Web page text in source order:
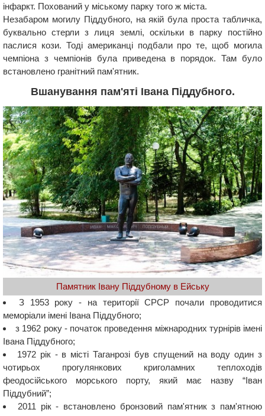
інфаркт. Похований у міському парку того ж міста.
Незабаром могилу Піддубного, на якій була проста табличка,
буквально стерли з лиця землі, оскільки в парку постійно
паслися кози. Тоді американці подбали про те, щоб могила
чемпіона з чемпіонів була приведена в порядок. Там було
встановлено гранітний пам'ятник.
Вшанування пам'яті Івана Піддубного.
Памятник Івану Піддубному в Ейську
З 1953 року - на території СРСР почали проводитися
меморіали імені Івана Піддубного;
з 1962 року - початок проведення міжнародних турнірів імені
Івана Піддубного;
1972 рік - в місті Таганрозі був спущений на воду один з
чотирьох прогулянкових криголамних теплоходів
феодосійського морського порту, який має назву “Іван
Піддубний”;
2011 рік - встановлено бронзовий пам'ятник з пам'ятною